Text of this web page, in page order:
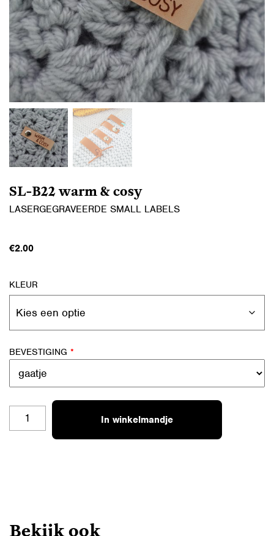
SL-B22 warm & cosy
LASERGEGRAVEERDE SMALL LABELS
€2.00
KLEUR
BEVESTIGING *
In winkelmandje